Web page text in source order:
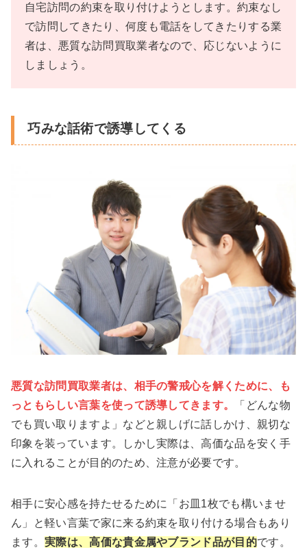
自宅訪問の約束を取り付けようとします。約束なし
で訪問してきたり、何度も電話をしてきたりする業
者は、悪質な訪問買取業者なので、応じないように
しましょう​。
巧みな話術で誘導してくる
悪質な訪問買取業者は、相手の警戒心を解くために、も
っともらしい言葉を使って誘導してきます。
「どんな物
でも買い取りますよ」などと親しげに話しかけ、親切な
印象を装っています。しかし実際は、高価な品を安く手
に入れることが目的のため、注意が必要です。
相手に安心感を持たせるために「お皿1枚でも構いませ
ん」と軽い言葉で家に来る約束を取り付ける場合もあり
ます。 実際は、高価な貴金属やブランド品が目的です。